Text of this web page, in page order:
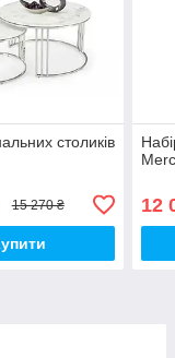
столиків
15 270 ₴ 12